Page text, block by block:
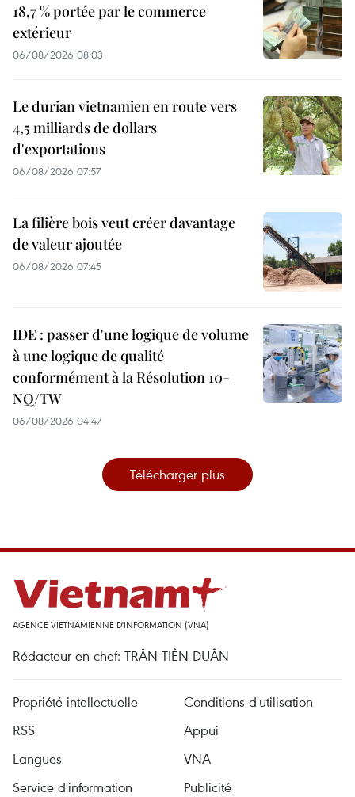
18,7 % portée par le commerce
extérieur
06/08/2026 08:03
Le durian vietnamien en route vers
4,5 milliards de dollars
d'exportations
06/08/2026 07:57
La filière bois veut créer davantage
de valeur ajoutée
06/08/2026 07:45
IDE : passer d'une logique de volume
à une logique de qualité
conformément à la Résolution 10-
NQ/TW
06/08/2026 04:47
Télécharger plus
AGENCE VIETNAMIENNE D'INFORMATION (VNA)
Rédacteur en chef: TRÂN TIÊN DUÂN
Propriété intellectuelle
Conditions d'utilisation
RSS
Appui
Langues
VNA
Service d'information
Publicité